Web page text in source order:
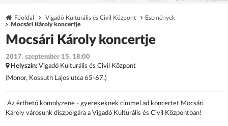
Főoldal Vigadó Kulturális és Civil Központ
Események
Mocsári Károly koncertje
Mocsári Károly koncertje
2017. szeptember 15. 18:00
Helyszín: Vigadó Kulturális és Civil Központ
(Monor, Kossuth Lajos utca 65-67.)
Az érthető komolyzene - gyerekeknek címmel ad koncertet Mocsári
Károly városunk díszpolgára a Vigadó Kulturális és Civil Központban!